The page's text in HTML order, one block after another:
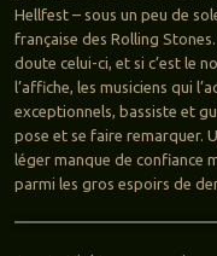
Hellfest – sous un peu de
française des Rolling
doute celui-ci, et si c’est le
l’affiche, les musiciens qui
exceptionnels, bassiste et
pose et se faire remarquer.
léger manque de confiance
parmi les gros espoirs de